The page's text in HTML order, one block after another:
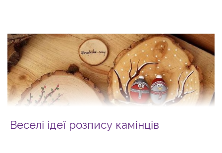
Веселі ідеї розпису камінців